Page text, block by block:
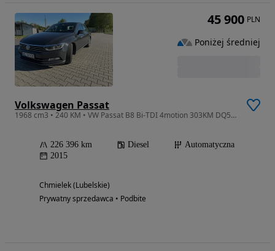
Volkswagen Passat
1968 cm3 • 240 KM • VW Passat B8 Bi-TDI 4motion 303KM DQ500
226 396 km Diesel
Automatyczna
2015
Chmielek (Lubelskie)
Prywatny sprzedawca • Podbite
45 900 PLN
Poniżej średniej